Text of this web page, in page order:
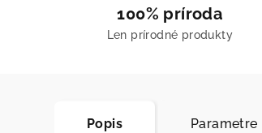
100% príroda
Len prírodné produkty
Popis Parametre